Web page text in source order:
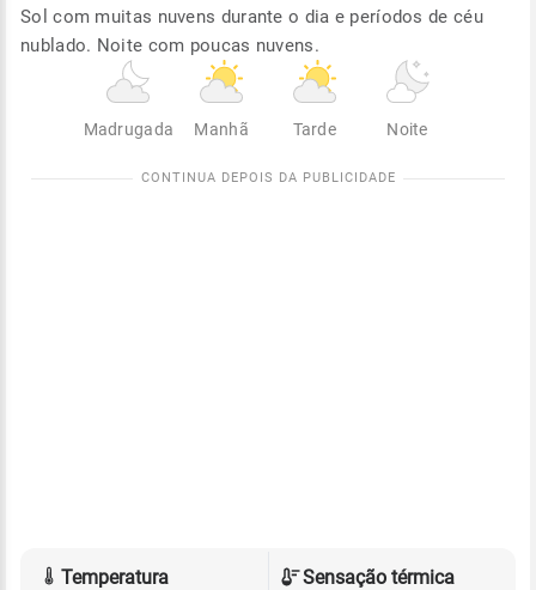
Sol com muitas nuvens durante o dia e períodos de céu
nublado. Noite com poucas nuvens.
Madrugada Manhã Tarde Noite
Temperatura
Sensação térmica